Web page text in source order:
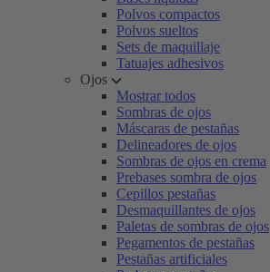
Polvos compactos
Polvos sueltos
Sets de maquillaje
Tatuajes adhesivos
Ojos
Mostrar todos
Sombras de ojos
Máscaras de pestañas
Delineadores de ojos
Sombras de ojos en crema
Prebases sombra de ojos
Cepillos pestañas
Desmaquillantes de ojos
Paletas de sombras de ojos
Pegamentos de pestañas
Pestañas artificiales